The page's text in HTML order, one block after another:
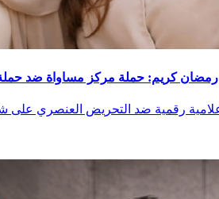
رمضان كريم: حملة مركز مساواة ضد حملة